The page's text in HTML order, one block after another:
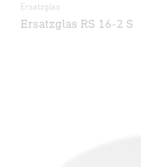
Ersatzglas
Ersatzglas RS 16-2 S